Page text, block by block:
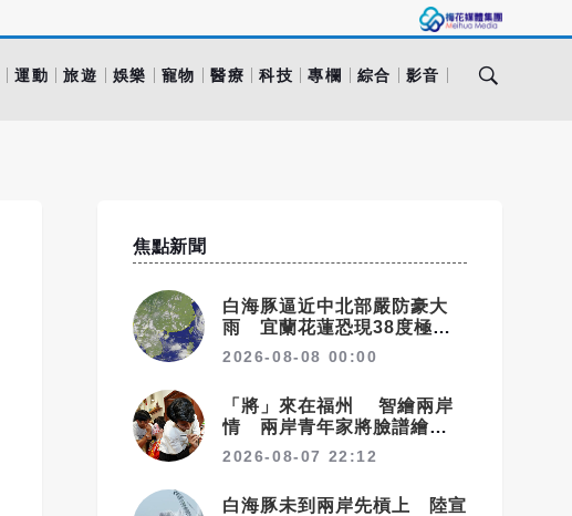
運動 旅遊 娛樂 寵物 醫療 科技 專欄 綜合 影音
焦點新聞
白海豚逼近中北部嚴防豪大
雨 宜蘭花蓮恐現38度極端
高溫
2026-08-08 00:00
「將」來在福州 智繪兩岸
情 兩岸青年家將臉譜繪畫大
賽在福州開幕
2026-08-07 22:12
白海豚未到兩岸先槓上 陸宣